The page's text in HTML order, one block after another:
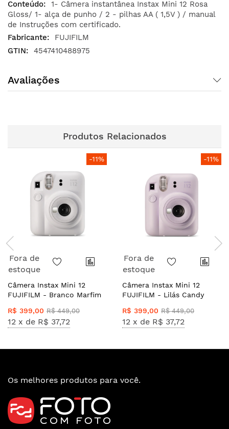
1- Câmera instantânea Instax Mini 12 Rosa
Gloss/ 1- alça de punho / 2 - pilhas AA ( 1,5V ) / manual
de Instruções com certificado.
FUJIFILM
‎4547410488975
Avaliações
Produtos Relacionados
-11%
Fora de
estoque
Câmera Instax Mini 12
FUJIFILM - Branco Marfim
R$ 399,00 R$ 449,00
12 x de R$ 37,72
-11%
Fora de
estoque
Câmera Instax Mini 12
FUJIFILM - Lilás Candy
R$ 399,00 R$ 449,00
12 x de R$ 37,72
Os melhores produtos para você.